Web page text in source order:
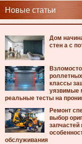
Новые статьи
Дом
стен а с
классы
уязвимые
реальные тесты на
Ремонт
выбор
запчастей
обслуживания